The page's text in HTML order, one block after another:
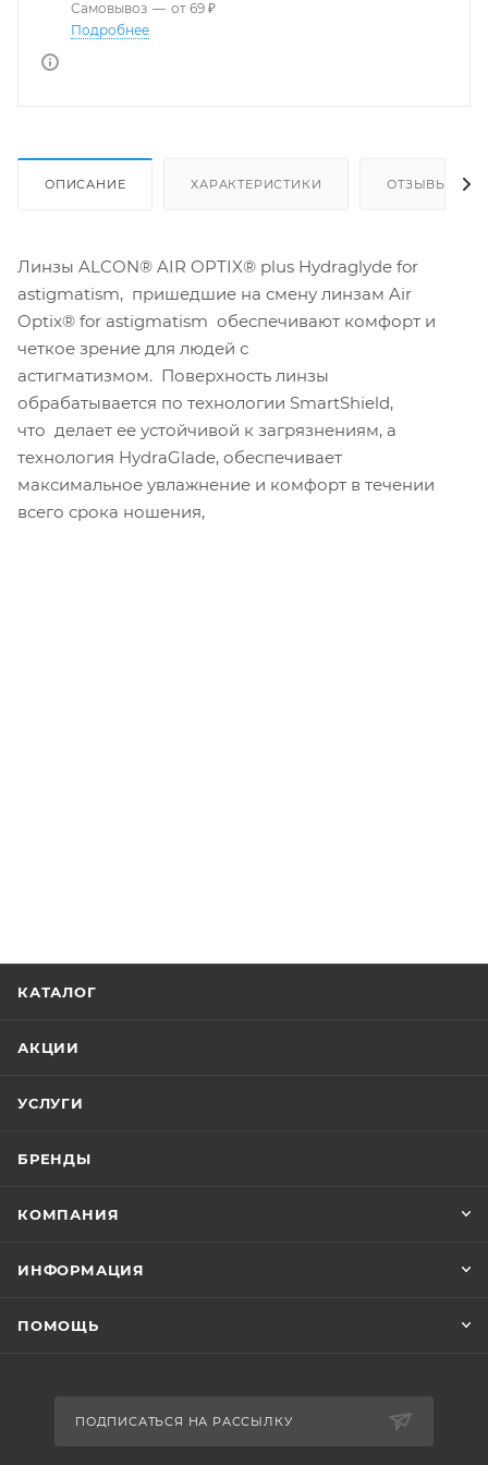
Самовывоз — от 69 ₽
Подробнее
ОПИСАНИЕ ХАРАКТЕРИСТИКИ ОТЗЫВЫ
Линзы ALCON® AIR OPTIX® plus Hydraglyde for
astigmatism, пришедшие на смену линзам Air
Optix® for astigmatism обеспечивают комфорт и
четкое зрение для людей с
астигматизмом. Поверхность линзы
обрабатывается по технологии SmartShield,
что делает ее устойчивой к загрязнениям, а
технология HydraGlade, обеспечивает
максимальное увлажнение и комфорт в течении
всего срока ношения,
КАТАЛОГ
АКЦИИ
УСЛУГИ
БРЕНДЫ
КОМПАНИЯ
ИНФОРМАЦИЯ
ПОМОЩЬ
ПОДПИСАТЬСЯ НА РАССЫЛКУ